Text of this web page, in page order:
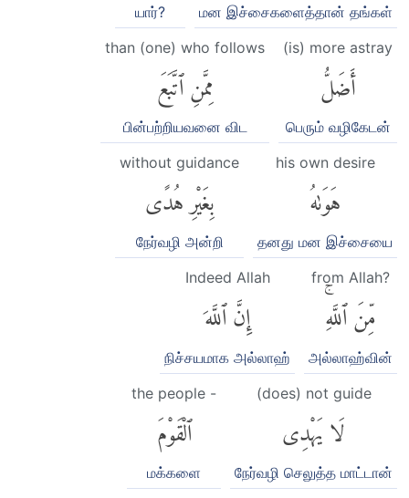
மன இச்சைகளைத்தான் தங்கள்
யார்?
(is) more astray
أَضَلُّ
பெரும் வழிகேடன்
than (one) who follows
مِمَّنِ ٱتَّبَعَ
பின்பற்றியவனை விட
his own desire
هَوَىٰهُ
தனது மன இச்சையை
without guidance
بِغَيْرِ هُدًى
நேர்வழி அன்றி
from Allah?
مِّنَ ٱللَّهِۚ
அல்லாஹ்வின்
Indeed Allah
إِنَّ ٱللَّهَ
நிச்சயமாக அல்லாஹ்
(does) not guide
لَا يَهْدِى
நேர்வழி செலுத்த மாட்டான்
the people -
ٱلْقَوْمَ
மக்களை